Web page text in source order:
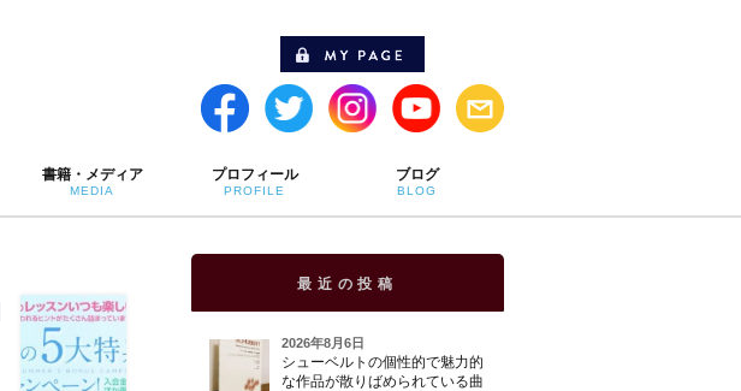
書籍・メディア
MEDIA
プロフィール
PROFILE
ブログ
BLOG
最近の投稿
2026年8月6日
シューベルトの個性的で魅力的
な作品が散りばめられている曲